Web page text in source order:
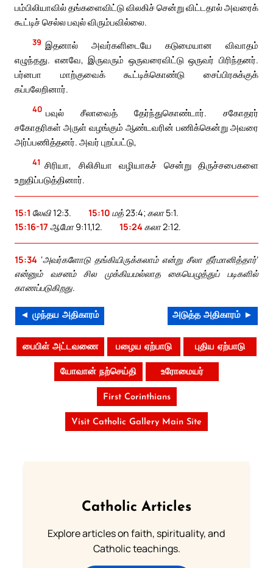
பம்பிலியாவில் தங்களைவிட்டு விலகிச் சென்று விட்டதால் அவரைக்
கூட்டிச் செல்ல பவுல் விரும்பவில்லை.
39 இதனால் அவர்களிடையே கடுமையான விவாதம்
எழுந்தது. எனவே, இருவரும் ஒருவரைவிட்டு ஒருவர் பிரிந்தனர்.
பர்னபா மாற்குவைக் கூட்டிக்கொண்டு சைப்பிரசுக்குக்
கப்பலேறினார்.
40 பவுல் சீலாவைத் தேர்ந்துகொண்டார். சகோதரர்
சகோதரிகள் அருள் வழங்கும் ஆண்டவரின் பணிக்கென்று அவரை
அர்ப்பணித்தனர். அவர் புறப்பட்டு,
41 சிரியா, சிலிசியா வழியாகச் சென்று திருச்சபைகளை
உறுதிப்படுத்தினார்.
15:1 லேவி 12:3. 15:10 மத் 23:4; கலா 5:1.
15:16-17 ஆமோ 9:11,12. 15:24கலா 2:12.
15:34 ‘அவர்களோடு தங்கியிருக்கலாம் என்று சீலா தீர்மானித்தார்’
என்னும் வசனம் சில முக்கியமல்லாத கையெழுத்துப் படிகளில்
காணப்படுகிறது.
◄ முந்தய அதிகாரம் அடுத்த அதிகாரம் ►
பைபிள் அட்டவணை பழைய ஏற்பாடு புதிய ஏற்பாடு
யோவான் நற்செய்தி உரோமையர்
First Corinthians
Visit Catholic Gallery Main Site
Catholic Articles
Explore articles on faith, spirituality, and
Catholic teachings.